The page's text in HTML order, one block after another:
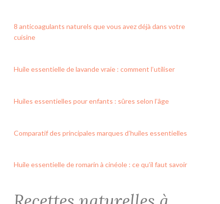
8 anticoagulants naturels que vous avez déjà dans votre
cuisine
Huile essentielle de lavande vraie : comment l’utiliser
Huiles essentielles pour enfants : sûres selon l’âge
Comparatif des principales marques d’huiles essentielles
Huile essentielle de romarin à cinéole : ce qu’il faut savoir